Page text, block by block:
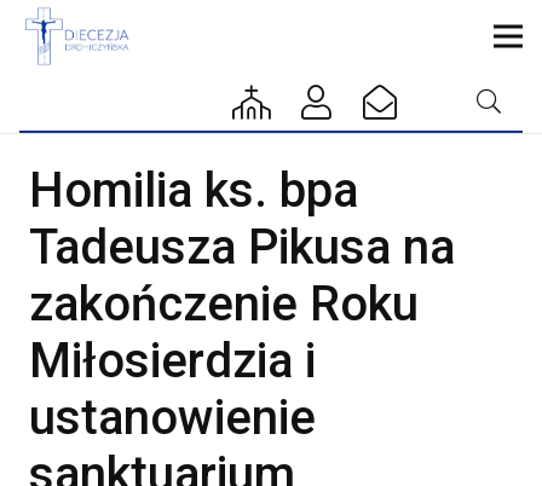
Homilia ks. bpa
Tadeusza Pikusa na
zakończenie Roku
Miłosierdzia i
ustanowienie
sanktuarium